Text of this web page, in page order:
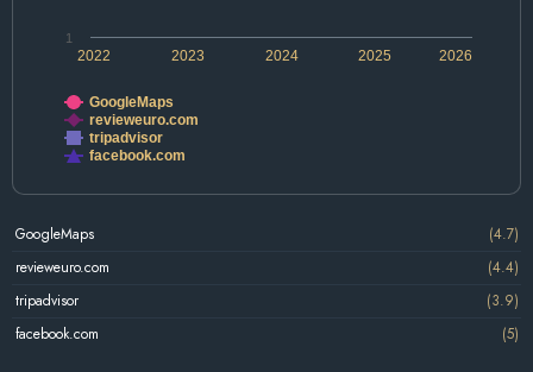
2022 2024 2026
2023 2025
1
GoogleMaps
revieweuro.com
tripadvisor
facebook.com
GoogleMaps
(4.7)
revieweuro.com
(4.4)
tripadvisor
(3.9)
facebook.com
(5)